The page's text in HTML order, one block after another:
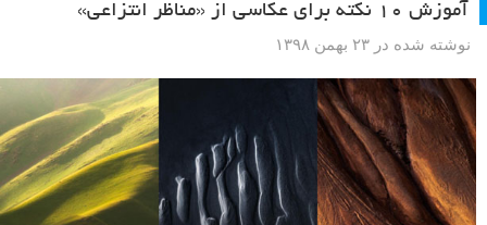
آموزش ۱۰ نکته برای عکاسی از «مناظر انتزاعی»
نوشته شده در ۲۳ بهمن ۱۳۹۸